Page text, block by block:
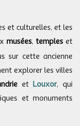
et culturelles, et les
musées, templeset
sur cette ancienne
explorer les villes
etLouxor, qui
et monuments